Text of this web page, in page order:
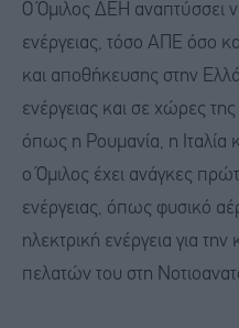
Ο Όμιλος ΔΕΗ αναπτύσσει
ενέργειας, τόσο ΑΠΕ όσο
και αποθήκευσης στην
ενέργειας και σε χώρες
όπως η Ρουμανία, η Ιταλία
ο Όμιλος έχει ανάγκες
ενέργειας, όπως φυσικό
ηλεκτρική ενέργεια για
πελατών του στη